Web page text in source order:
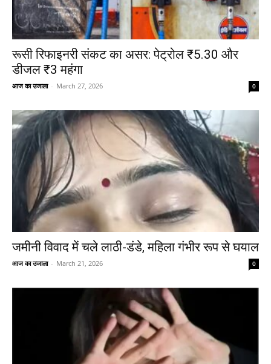
रूसी रिफाइनरी संकट का असर: पेट्रोल ₹5.30 और
डीजल ₹3 महंगा
आज का उजाला - March 27, 2026 0
जमीनी विवाद में चले लाठी-डंडे, महिला गंभीर रूप से घयाल
आज का उजाला - March 21, 2026 0